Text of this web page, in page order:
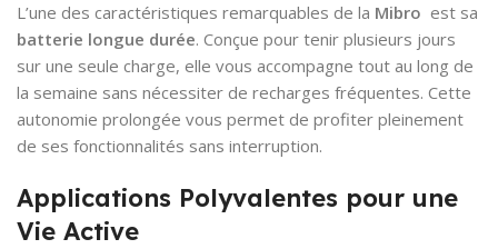
L’une des caractéristiques remarquables de la Mibro est sa
batterie longue durée. Conçue pour tenir plusieurs jours
sur une seule charge, elle vous accompagne tout au long de
la semaine sans nécessiter de recharges fréquentes. Cette
autonomie prolongée vous permet de profiter pleinement
de ses fonctionnalités sans interruption.
Applications Polyvalentes pour une
Vie Active